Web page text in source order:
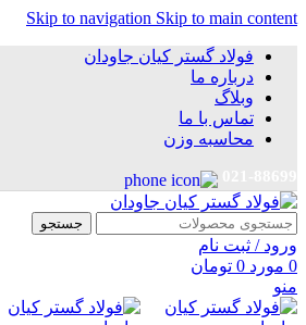
Skip to navigation Skip to main content
فولاد گستر کیان جاودان
درباره ما
وبلاگ
تماس با ما
محاسبه وزن
جستجو
ورود / ثبت نام
0 مورد 0 تومان
منو